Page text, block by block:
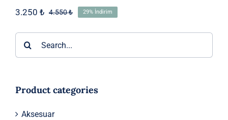
4.550₺Orijinal
3.250 ₺
Şu
3.250 ₺.
29% İndirim
Product categories
Aksesuar